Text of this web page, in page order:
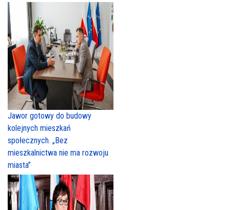
Jawor gotowy do budowy
kolejnych mieszkań
społecznych. „Bez
mieszkalnictwa nie ma rozwoju
miasta”